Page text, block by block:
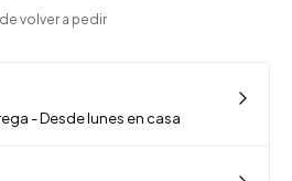
volver a pedir
- Desde lunes en casa